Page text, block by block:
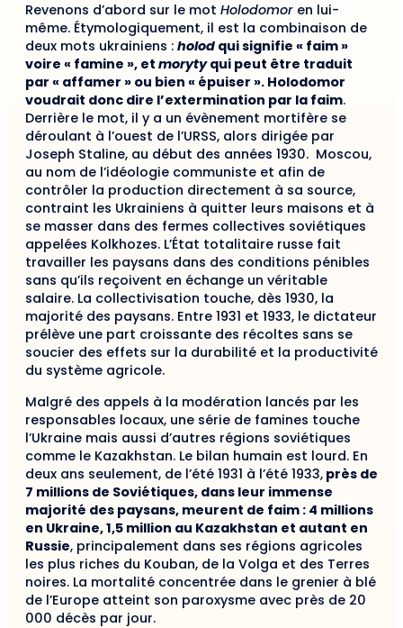
Revenons d’abord sur le mot Holodomor en lui-
même. Étymologiquement, il est la combinaison de
deux mots ukrainiens : holod qui signifie « faim »
voire « famine », et morytyqui peut être traduit
par « affamer » ou bien « épuiser ». Holodomor
voudrait donc dire l’extermination par la faim.
Derrière le mot, il y a un évènement mortifère se
déroulant à l’ouest de l’URSS, alors dirigée par
Joseph Staline, au début des années 1930. Moscou,
au nom de l’idéologie communiste et afin de
contrôler la production directement à sa source,
contraint les Ukrainiens à quitter leurs maisons et à
se masser dans des fermes collectives soviétiques
appelées Kolkhozes. L’État totalitaire russe fait
travailler les paysans dans des conditions pénibles
sans qu’ils reçoivent en échange un véritable
salaire. La collectivisation touche, dès 1930, la
majorité des paysans. Entre 1931 et 1933, le dictateur
prélève une part croissante des récoltes sans se
soucier des effets sur la durabilité et la productivité
du système agricole.
Malgré des appels à la modération lancés par les
responsables locaux, une série de famines touche
l’Ukraine mais aussi d’autres régions soviétiques
comme le Kazakhstan. Le bilan humain est lourd. En
deux ans seulement, de l’été 1931 à l’été 1933, près de
7 millions de Soviétiques, dans leur immense
majorité des paysans, meurent de faim : 4 millions
en Ukraine, 1,5 million au Kazakhstan et autant en
Russie, principalement dans ses régions agricoles
les plus riches du Kouban, de la Volga et des Terres
noires. La mortalité concentrée dans le grenier à blé
de l’Europe atteint son paroxysme avec près de 20
000 décès par jour.